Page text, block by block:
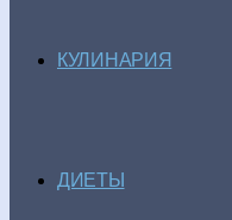
КУЛИНАРИЯ
ДИЕТЫ